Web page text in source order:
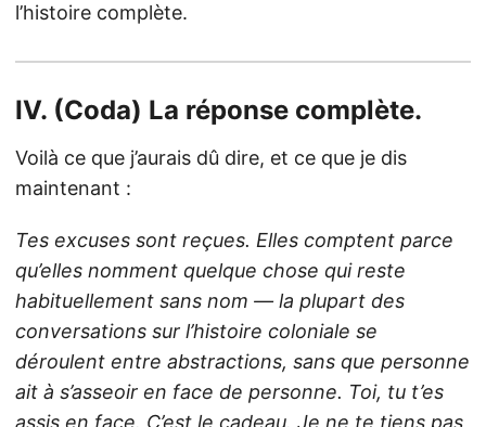
l’histoire complète.
IV. (Coda) La réponse complète.
Voilà ce que j’aurais dû dire, et ce que je dis
maintenant :
Tes excuses sont reçues. Elles comptent parce
qu’elles nomment quelque chose qui reste
habituellement sans nom — la plupart des
conversations sur l’histoire coloniale se
déroulent entre abstractions, sans que personne
ait à s’asseoir en face de personne. Toi, tu t’es
assis en face. C’est le cadeau. Je ne te tiens pas